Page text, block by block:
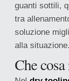
guanti sottili,
tra
soluzione
alla situazione.
Che